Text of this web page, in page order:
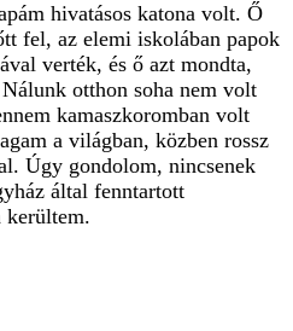
hivatásos katona volt. Ő
fel, az elemi iskolában papok
verték, és ő azt mondta,
otthon soha nem volt
kamaszkoromban volt
a világban, közben rossz
Úgy gondolom, nincsenek
által fenntartott
kerültem.